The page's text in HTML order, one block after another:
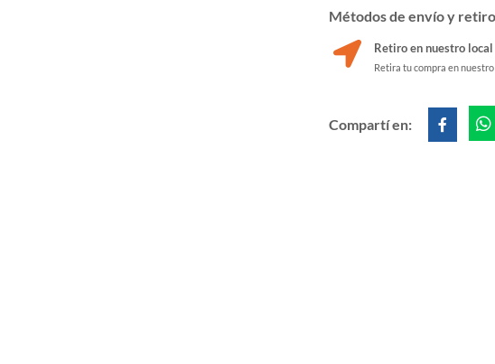
Métodos de envío y retiro
Retiro en nuestro local
Retira tu compra en
Compartí en: